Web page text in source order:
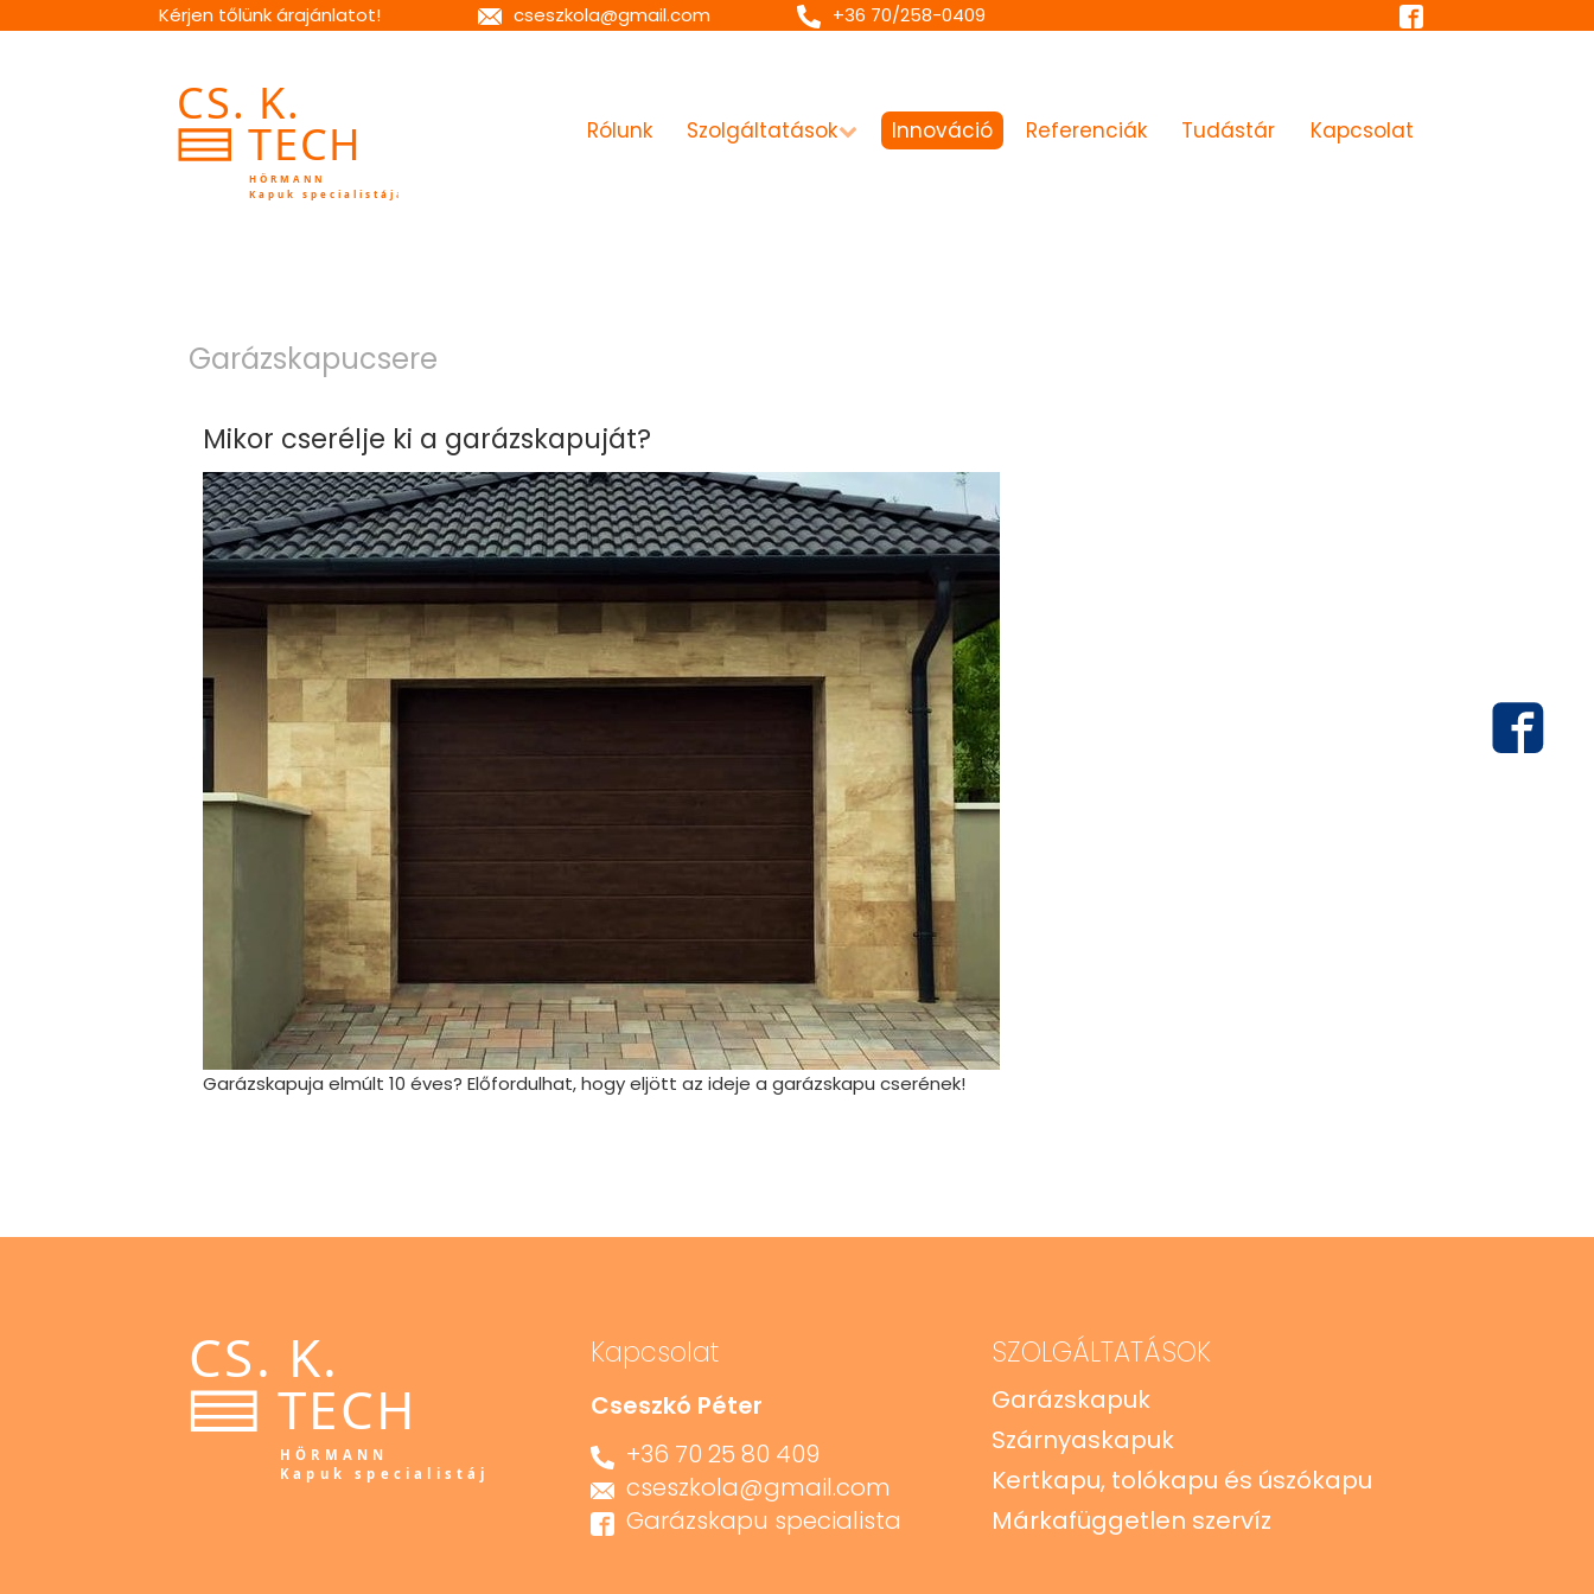
Kérjen tőlünk árajánlatot! cseszkola@gmail.com +36 70/258-0409
Rólunk Szolgáltatások Innováció Referenciák Tudástár Kapcsolat
Garázskapucsere
Mikor cserélje ki a garázskapuját?
Garázskapuja elmúlt 10 éves? Előfordulhat, hogy eljött az ideje a garázskapu cserének!
Kapcsolat
Cseszkó Péter
+36 70 25 80 409
cseszkola@gmail.com
Garázskapu specialista
SZOLGÁLTATÁSOK
Garázskapuk
Szárnyaskapuk
Kertkapu, tolókapu és úszókapu
Márkafüggetlen szervíz